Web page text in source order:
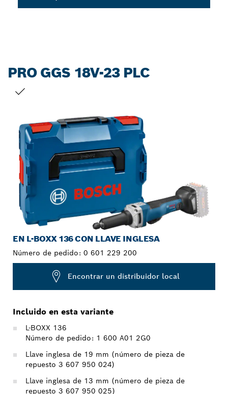
PRO GGS 18V-23 PLC
EN L-BOXX 136 CON LLAVE INGLESA
Número de pedido: 0 601 229 200
Encontrar un distribuidor local
Incluido en esta variante
L-BOXX 136
Número de pedido: 1 600 A01 2G0
Llave inglesa de 19 mm (número de pieza de
repuesto 3 607 950 024)
Llave inglesa de 13 mm (número de pieza de
repuesto 3 607 950 025)